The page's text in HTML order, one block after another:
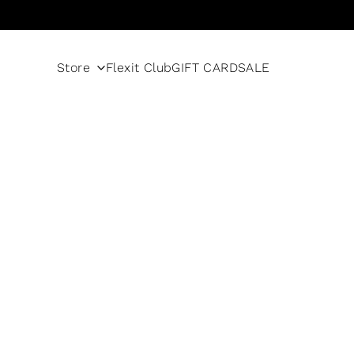
Store Flexit ClubGIFT CARDSALE